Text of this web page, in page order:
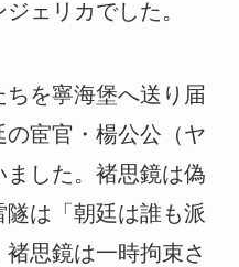
ェリカでした。
を寧海堡へ送り届
宦官・楊公公（ヤ
した。褚思鏡は偽
は「朝廷は誰も派
思鏡は一時拘束さ